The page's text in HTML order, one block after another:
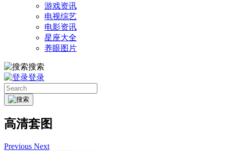
游戏资讯
电视综艺
电影资讯
星座大全
养眼图片
搜索
登录
高清套图
Previous Next